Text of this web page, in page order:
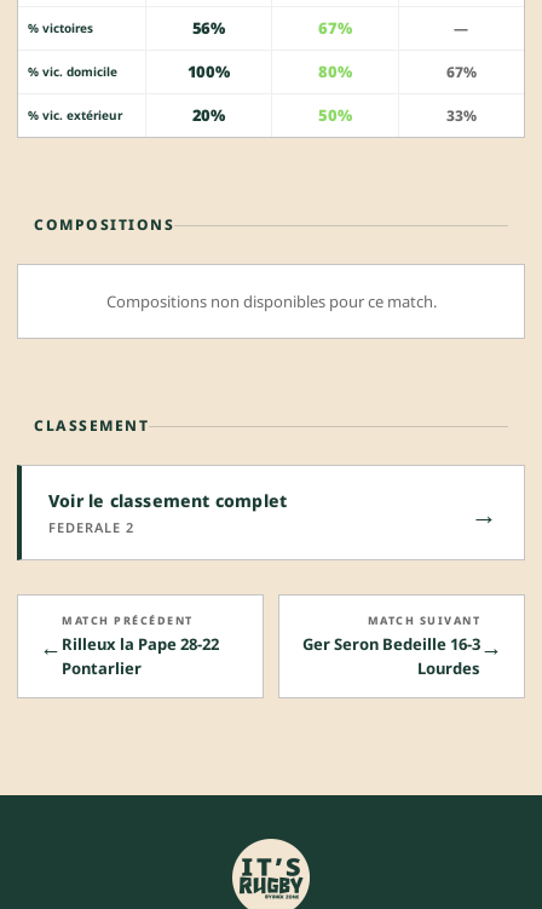
% victoires 56% 67% —
% vic. domicile 100% 80% 67%
% vic. extérieur 20% 50% 33%
COMPOSITIONS
Compositions non disponibles pour ce match.
CLASSEMENT
Voir le classement complet
FEDERALE 2 →
←
MATCH PRÉCÉDENT
Rilleux la Pape 28-22
Pontarlier
→
MATCH SUIVANT
Ger Seron Bedeille 16-3
Lourdes